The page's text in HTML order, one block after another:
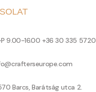
9.00-16.00 +36 30 335 5720
Barcs, Barátság utca 2.